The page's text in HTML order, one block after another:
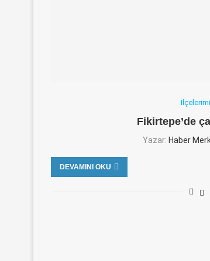
Fikirtepe’de
Yazar: Haber
DEVAMINI OKU